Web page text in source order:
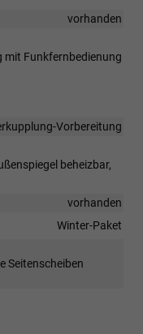
vorhanden
mit Funkfernbedienung
Vorbereitung
beheizbar,
vorhanden
Winter-Paket
Seitenscheiben